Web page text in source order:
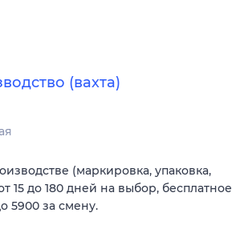
(вахта)
(маркировка, упаковка,
15 до 180 дней на выбор, бесплатное
5900 за смену.